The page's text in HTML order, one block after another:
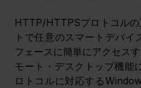
HTTP/HTTPSプロトコル
トで任意のスマートデバ
フェースに簡単にアクセス
モート・デスクトップ機能
ロトコルに対応する